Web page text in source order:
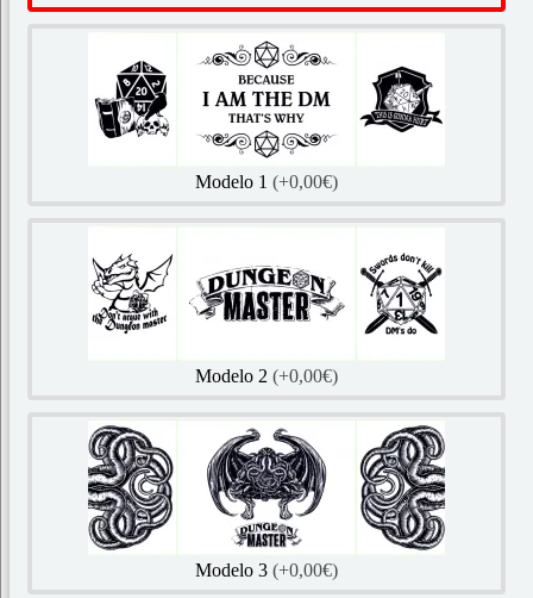
Modelo 1 (+0,00€)
Modelo 2 (+0,00€)
Modelo 3 (+0,00€)